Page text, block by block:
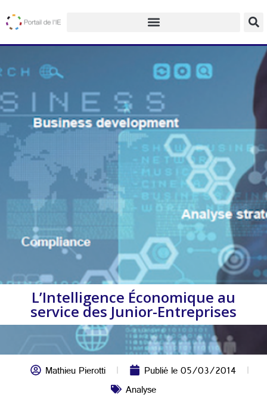
L’Intelligence Économique au
service des Junior-Entreprises
Mathieu Pierotti Publié le05/03/2014
Analyse